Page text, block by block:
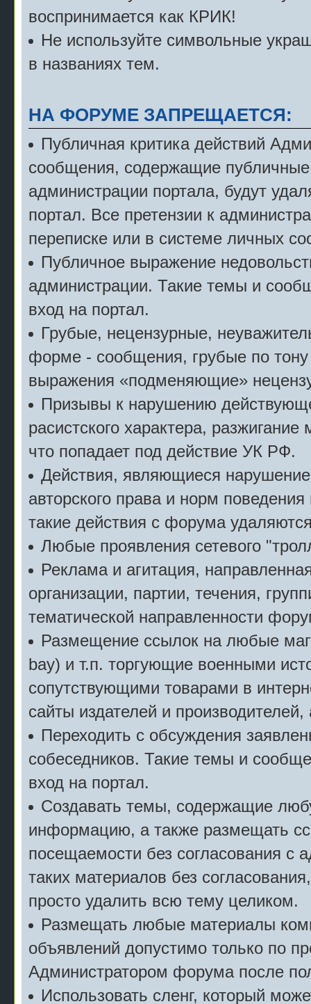
воспринимается как КРИК!
Не используйте символьные
в названиях тем.
НА ФОРУМЕ ЗАПРЕЩАЕТСЯ:
Публичная критика действий
сообщения, содержащие
администрации портала, будут
портал. Все претензии к
переписке или в системе личных
Публичное выражение
администрации. Такие темы и
вход на портал.
Грубые, нецензурные,
форме - сообщения, грубые по
выражения «подменяющие»
Призывы к нарушению
расистского характера,
что попадает под действие УК РФ.
Действия, являющиеся
авторского права и норм
такие действия с форума
Любые проявления сетевого
Реклама и агитация,
организации, партии, течения,
тематической направленности
Размещение ссылок на любые
bay) и т.п. торгующие военными
сопутствующими товарами в
сайты издателей и
Переходить с обсуждения
собеседников. Такие темы и
вход на портал.
Создавать темы, содержащие
информацию, а также размещать
посещаемости без согласования с
таких материалов без
просто удалить всю тему целиком.
Размещать любые материалы
объявлений допустимо только по
Администратором форума после
Использовать сленг, который